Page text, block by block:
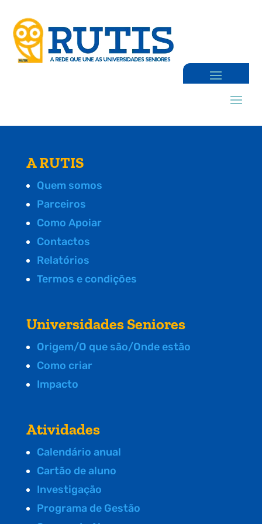
A RUTIS
Quem somos
Parceiros
Como Apoiar
Contactos
Relatórios
Termos e condições
Universidades Seniores
Origem/O que são/Onde estão
Como criar
Impacto
Atividades
Calendário anual
Cartão de aluno
Investigação
Programa de Gestão